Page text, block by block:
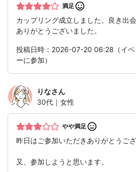
満足
カップリング成立しました。良き出
ありがとうございました。
投稿日時：2026-07-20 06:28（イベ
ーに参加）
りなさん
30代｜女性
やや満足
昨日はご参加いただきありがとうご
又、参加しようと思います。